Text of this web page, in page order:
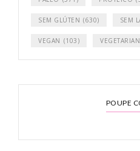
SEM GLÚTEN (630) SEM
VEGAN (103)
POUPE